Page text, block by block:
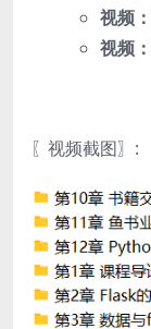
视频：
视频：
〖视频截图〗: